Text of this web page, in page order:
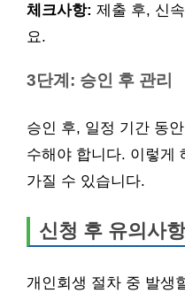
체크사항: 제출 후, 신
요.
3단계: 승인 후 관리
승인 후, 일정 기간 동
수해야 합니다. 이렇게
가질 수 있습니다.
신청 후 유의사항
개인회생 절차 중 발생